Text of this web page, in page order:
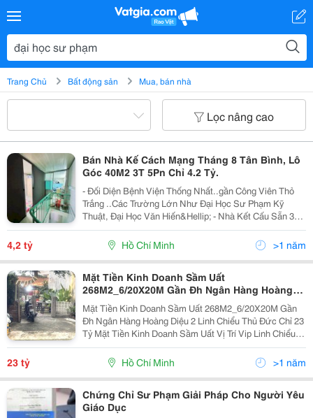
Trang Chủ Bất động sản Mua, bán nhà
Lọc nâng cao
Bán Nhà Kế Cách Mạng Tháng 8 Tân Bình, Lô
Góc 40M2 3T 5Pn Chỉ 4.2 Tỷ.
- Đối Diện Bệnh Viện Thống Nhất..gần Công Viên Thỏ
Trắng ..Các Trường Lớn Như Đại Học Sư Phạm Kỹ
Thuật, Đại Học Văn Hiến&Hellip; - Nhà Kết Cấu Sẵn 3
Tầng Kiên Cố Với 5Pn Đang Có Sẵn Dòng Tiền. - Hẻm
Trước Nhà 3M Cách Hẻm Xe Hơi 3 Căn Nhà,Dân Trí...
4,2 tỷ Hồ Chí Minh >1 năm
Mặt Tiền Kinh Doanh Sầm Uất
268M2_6/20X20M Gần Đh Ngân Hàng Hoàng
Diệu 2 Linh Chiểu Thủ Đức Chỉ 23 Tỷ
Mặt Tiền Kinh Doanh Sầm Uất 268M2_6/20X20M Gần
Đh Ngân Hàng Hoàng Diệu 2 Linh Chiểu Thủ Đức Chỉ 23
Tỷ Mặt Tiền Kinh Doanh Sầm Uất Vị Trí Vip Linh Chiểu
Thủ Đức 268M2_6/20X20M Gần Hoàng Diệu 2 - Giáp
Đại Học Ngân Hàng, Đại Học Sư Phạm Kỹ Thuật Chỉ...
23 tỷ Hồ Chí Minh >1 năm
Chứng Chỉ Sư Phạm Giải Pháp Cho Người Yêu
Giáo Dục